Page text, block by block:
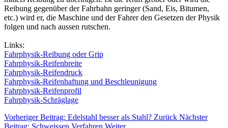
Reibung gegenüber der Fahrbahn geringer (Sand, Eis, Bitumen,
etc.) wird er, die Maschine und der Fahrer den Gesetzen der Physik
folgen und nach aussen rutschen.
Links:
Fahrphysik-Reibung oder Grip
Fahrphysik-Reifenbreite
Fahrphysik-Reifendruck
Fahrphysik-Reifenhaftung und Beschleunigung
Fahrphysik-Reifenprofil
Fahrphysik-Schräglage
Vorheriger Beitrag: Edelstahl besser als Stahl? Zurück Nächster